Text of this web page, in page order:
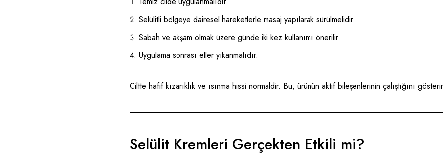
Selülitli bölgeye dairesel hareketlerle masaj yapılarak sürülmelidir.
Sabah ve akşam olmak üzere günde iki kez kullanımı önerilir.
Uygulama sonrası eller yıkanmalıdır.
Ciltte hafif kızarıklık ve ısınma hissi normaldir. Bu, ürünün aktif bileşenlerinin çalıştığını
Selülit Kremleri Gerçekten Etkili mi?